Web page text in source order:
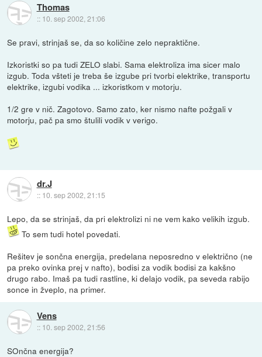
Thomas
:: 10. sep 2002, 21:06
Se pravi, strinjaš se, da so količine zelo nepraktične.
Izkoristki so pa tudi ZELO slabi. Sama elektroliza ima sicer malo
izgub. Toda všteti je treba še izgube pri tvorbi elektrike, transportu
elektrike, izgubi vodika ... izkoristkom v motorju.
1/2 gre v nič. Zagotovo. Samo zato, ker nismo nafte požgali v
motorju, pač pa smo štulili vodik v verigo.
dr.J
:: 10. sep 2002, 21:15
Lepo, da se strinjaš, da pri elektrolizi ni ne vem kako velikih izgub.
To sem tudi hotel povedati.
Rešitev je sončna energija, predelana neposredno v električno (ne
pa preko ovinka prej v nafto), bodisi za vodik bodisi za kakšno
drugo rabo. Imaš pa tudi rastline, ki delajo vodik, pa seveda rabijo
sonce in žveplo, na primer.
Vens
:: 10. sep 2002, 21:56
SOnčna energija?